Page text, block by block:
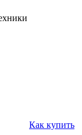
Как купить